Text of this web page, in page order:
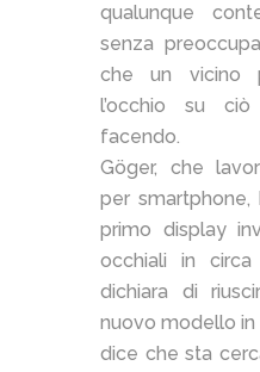
qualunque
senza
che un vicino
l’occhio su
facendo.
Göger, che
per
primo display
occhiali in
dichiara di
nuovo modello in
dice che sta